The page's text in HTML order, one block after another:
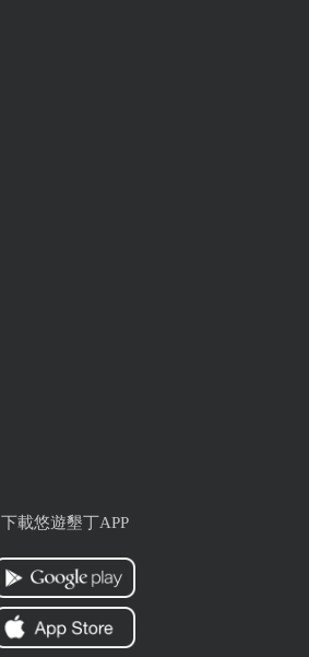
下載悠遊墾丁APP